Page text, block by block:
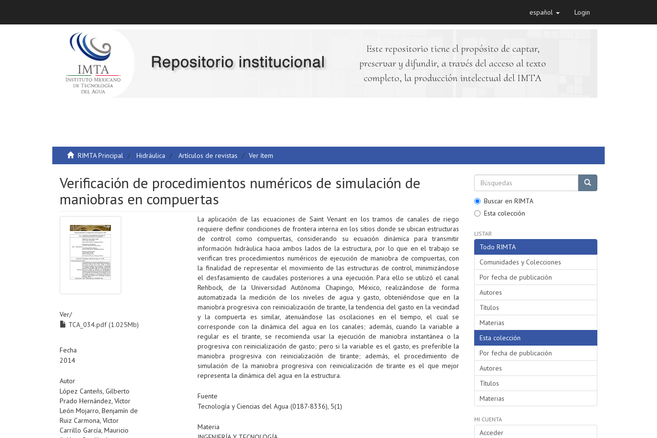
español Login
Este repositorio tiene el propósito de captar,
preservar y difundir, a través del acceso al texto
completo, la producción intelectual del IMTA
RIMTA Principal Hidráulica Artículos de revistas Ver ítem
Verificación de procedimientos numéricos de simulación de
maniobras en compuertas
Ver/
TCA_034.pdf (1.025Mb)
Fecha
2014
Autor
López Canteñs, Gilberto
Prado Hernández, Víctor
León Mojarro, Benjamín de
Ruiz Carmona, Víctor
Carrillo García, Mauricio
La aplicación de las ecuaciones de Saint Venant en los tramos de canales de riego
requiere definir condiciones de frontera interna en los sitios donde se ubican estructuras
de control como compuertas, considerando su ecuación dinámica para transmitir
información hidráulica hacia ambos lados de la estructura, por lo que en el trabajo se
verifican tres procedimientos numéricos de ejecución de maniobra de compuertas, con
la finalidad de representar el movimiento de las estructuras de control, minimizándose
el desfasamiento de caudales posteriores a una ejecución. Para ello se utilizó el canal
Rehbock, de la Universidad Autónoma Chapingo, México, realizándose de forma
automatizada la medición de los niveles de agua y gasto, obteniéndose que en la
maniobra progresiva con reinicialización de tirante, la tendencia del gasto en la vecindad
y la compuerta es similar, atenuándose las oscilaciones en el tiempo, el cual se
corresponde con la dinámica del agua en los canales; además, cuando la variable a
regular es el tirante, se recomienda usar la ejecución de maniobra instantánea o la
progresiva con reinicialización de gasto; pero si la variable es el gasto, es preferible la
maniobra progresiva con reinicialización de tirante; además, el procedimiento de
simulación de la maniobra progresiva con reinicialización de tirante es el que mejor
representa la dinámica del agua en la estructura.
Fuente
Tecnología y Ciencias del Agua (0187-8336), 5(1)
Materia
Buscar en RIMTA
Esta colección
LISTAR
Todo RIMTA
Comunidades y Colecciones
Por fecha de publicación
Autores
Títulos
Materias
Esta colección
Por fecha de publicación
Autores
Títulos
Materias
MI CUENTA
Acceder